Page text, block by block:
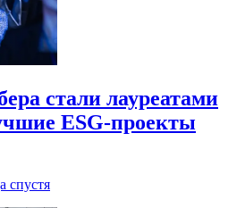
стали лауреатами
ESG-проекты
спустя